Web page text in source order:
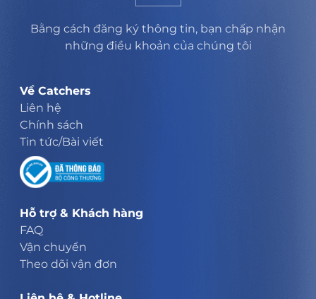
Bằng cách đăng ký thông tin, bạn chấp nhận
những điều khoản của chúng tôi
Về Catchers
Liên hệ
Chính sách
Tin tức/Bài viết
Hỗ trợ & Khách hàng
FAQ
Vận chuyển
Theo dõi vận đơn